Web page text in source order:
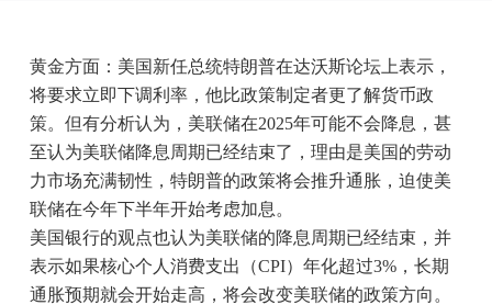
黄金方面：美国新任总统特朗普在达沃斯论坛上表示，
将要求立即下调利率，他比政策制定者更了解货币政
策。但有分析认为，美联储在2025年可能不会降息，甚
至认为美联储降息周期已经结束了，理由是美国的劳动
力市场充满韧性，特朗普的政策将会推升通胀，迫使美
联储在今年下半年开始考虑加息。
美国银行的观点也认为美联储的降息周期已经结束，并
表示如果核心个人消费支出（CPI）年化超过3%，长期
通胀预期就会开始走高，将会改变美联储的政策方向。